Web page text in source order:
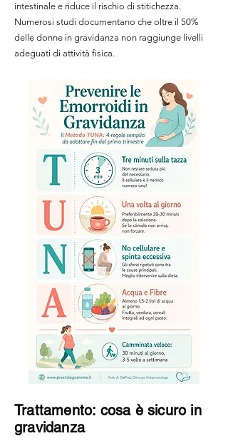
intestinale e riduce il rischio di stitichezza.
Numerosi studi documentano che oltre il 50%
delle donne in gravidanza non raggiunge livelli
adeguati di attività fisica.
Trattamento: cosa è sicuro in
gravidanza